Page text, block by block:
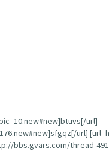
url]
url]
bbs.gvars.com/thread-